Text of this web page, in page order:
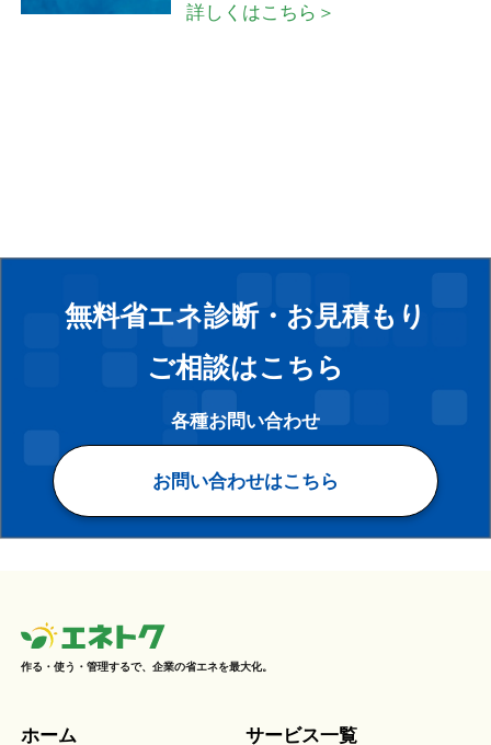
詳しくはこちら＞
無料省エネ診断・お見積もり
ご相談はこちら
各種お問い合わせ
お問い合わせはこちら
作る・使う・管理するで、企業の省エネを最大化。
ホーム サービス一覧